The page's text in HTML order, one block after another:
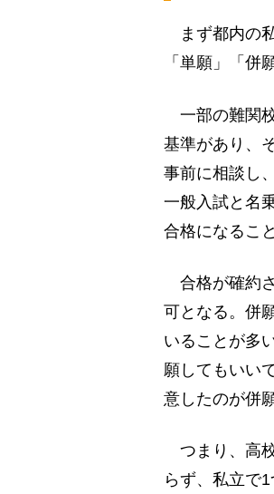
まず都内の
「単願」「併
一部の難関
基準があり、
事前に相談し
一般入試と名
合格になるこ
合格が確約
可となる。併
いることが多
願してもいい
意したのが併
つまり、高
らず、私立で